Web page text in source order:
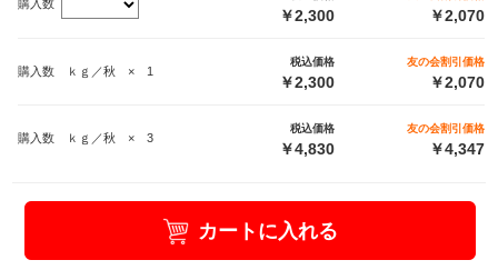
購入数
￥2,300 ￥2,070
購入数 ｋｇ／秋 × 1
税込価格
￥2,300
友の会割引価格
￥2,070
購入数 ｋｇ／秋 × 3
税込価格
￥4,830
友の会割引価格
￥4,347
カートに入れる